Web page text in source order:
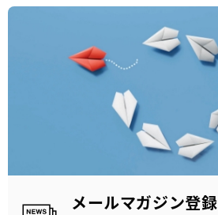
メールマガジン登録